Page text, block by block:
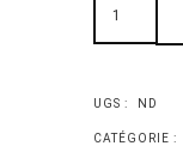
UGS : ND
CATÉGORIE :